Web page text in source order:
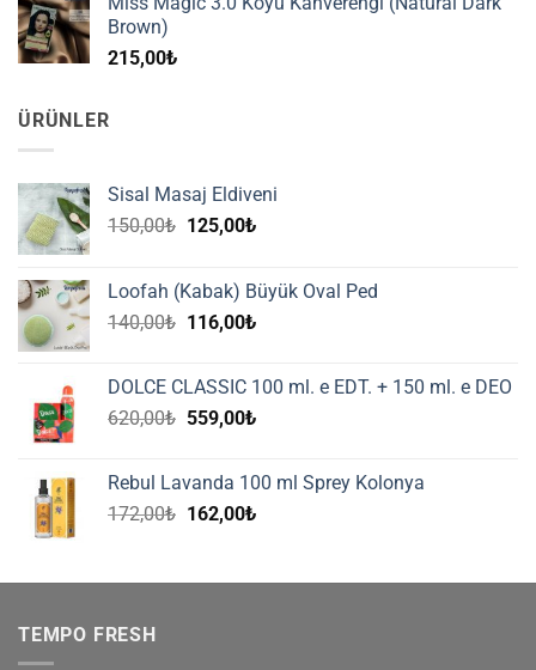
200,00₺.
Brown)
215,00₺
ÜRÜNLER
Sisal Masaj Eldiveni
150,00₺ Orijinal
125,00₺Şu
125,00₺.
Loofah (Kabak) Büyük Oval Ped
140,00₺ Orijinal
116,00₺Şu
116,00₺.
DOLCE CLASSIC 100 ml. e EDT. + 150 ml. e DEO
620,00₺ Orijinal
559,00₺Şu
559,00₺.
Rebul Lavanda 100 ml Sprey Kolonya
172,00₺ Orijinal
162,00₺Şu
162,00₺.
TEMPO FRESH